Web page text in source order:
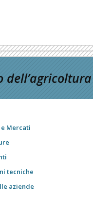
dell’agricoltura
e Mercati
tecniche
aziende